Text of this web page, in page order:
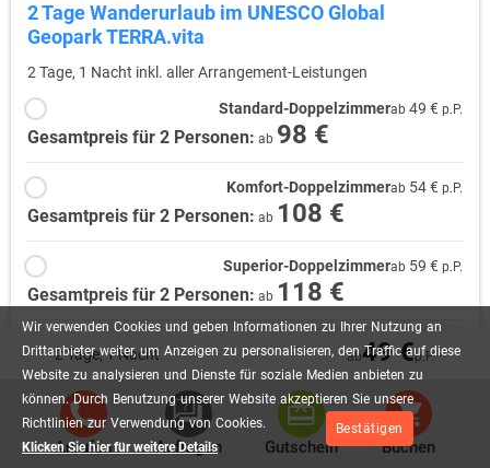
Wir verwenden Cookies und geben Informationen zu Ihrer Nutzung an
Drittanbieter weiter, um Anzeigen zu personalisieren, den Traffic auf diese
Website zu analysieren und Dienste für soziale Medien anbieten zu
können. Durch Benutzung unserer Website akzeptieren Sie unsere
Richtlinien zur Verwendung von Cookies.
Klicken Sie hier für weitere Details
Bestätigen
2 Tage Wanderurlaub im UNESCO Global
Geopark TERRA.vita
2 Tage, 1 Nacht inkl. aller Arrangement-Leistungen
Standard-Doppelzimmerab 49 € p.P.
Gesamtpreis für 2 Personen: ab 98 €
Komfort-Doppelzimmerab 54 € p.P.
Gesamtpreis für 2 Personen: ab 108 €
Superior-Doppelzimmerab 59 € p.P.
Gesamtpreis für 2 Personen: ab 118 €
Superior-Dreibettzimmerab59 €p.P.
Gesamtpreis für 3 Personen: ab 177 €
Junior Suiteab 64 €
Gesamtpreis für 2 Personen: ab 128 €
2 Tage, 1 Nacht ab49 €p.P.
Anrufen Anfragen Gutschein Buchen